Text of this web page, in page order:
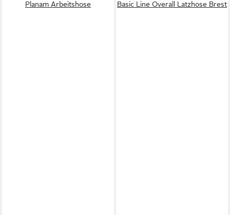
Planam Arbeitshose Basic Line Overall Latzhose Brest